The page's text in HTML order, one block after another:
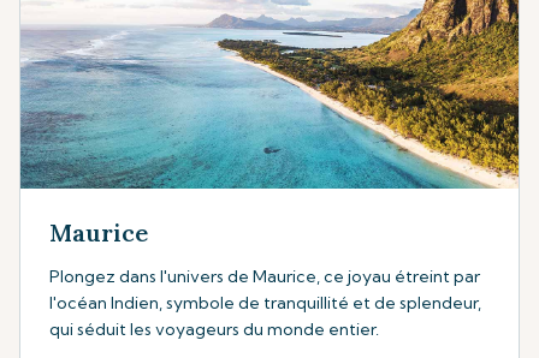
Maurice
Plongez dans l'univers de Maurice, ce joyau étreint par
l'océan Indien, symbole de tranquillité et de splendeur,
qui séduit les voyageurs du monde entier.